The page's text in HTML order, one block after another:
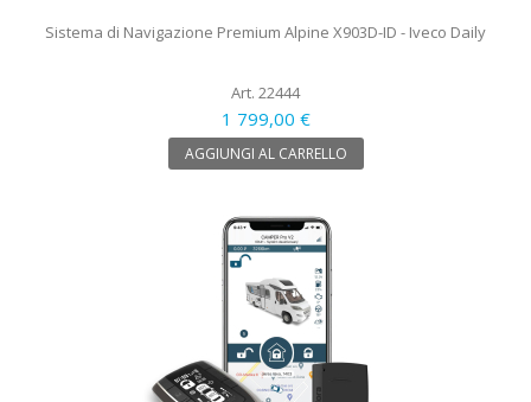
Sistema di Navigazione Premium Alpine X903D-ID - Iveco Daily
Art. 22444
1 799,00 €
AGGIUNGI AL CARRELLO